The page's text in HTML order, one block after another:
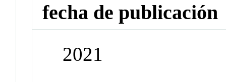
fecha de publicación
2021